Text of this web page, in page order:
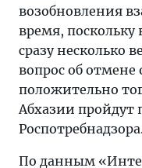
возобновления
время, поскольку
сразу несколько
вопрос об
положительно
Абхазии пройдут
По данным